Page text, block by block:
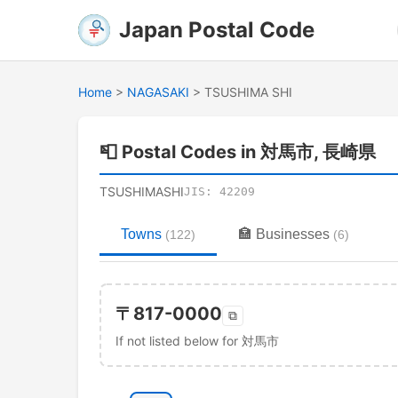
Japan Postal Code
Home > NAGASAKI > TSUSHIMA SHI
📮 Postal Codes in 対馬市, 長崎県
TSUSHIMASHIJIS: 42209
Towns (122) 🏣 Businesses (6)
〒 817-0000 ⧉
If not listed below for 対馬市